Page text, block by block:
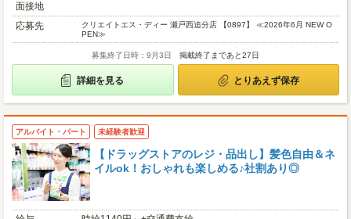
面接地
応募先
クリエイトエス・ディー 瀬戸西追分店 【0897】 ≪2026年6月 NEW O
PEN≫
募集終了日時：9月3日 掲載終了まであと27日
詳細を見る とりあえず保存
アルバイト・パート 未経験者歓迎
【ドラッグストアのレジ・品出し】髪色自由＆ネ
イルok！おしゃれも楽しめる♪社割あり◎